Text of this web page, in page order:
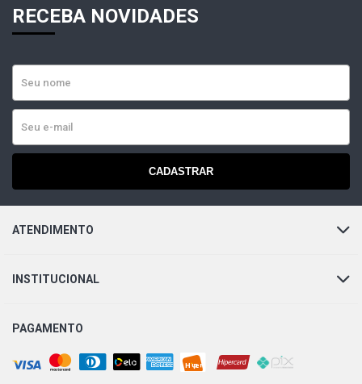
RECEBA NOVIDADES
CADASTRAR
ATENDIMENTO
INSTITUCIONAL
PAGAMENTO